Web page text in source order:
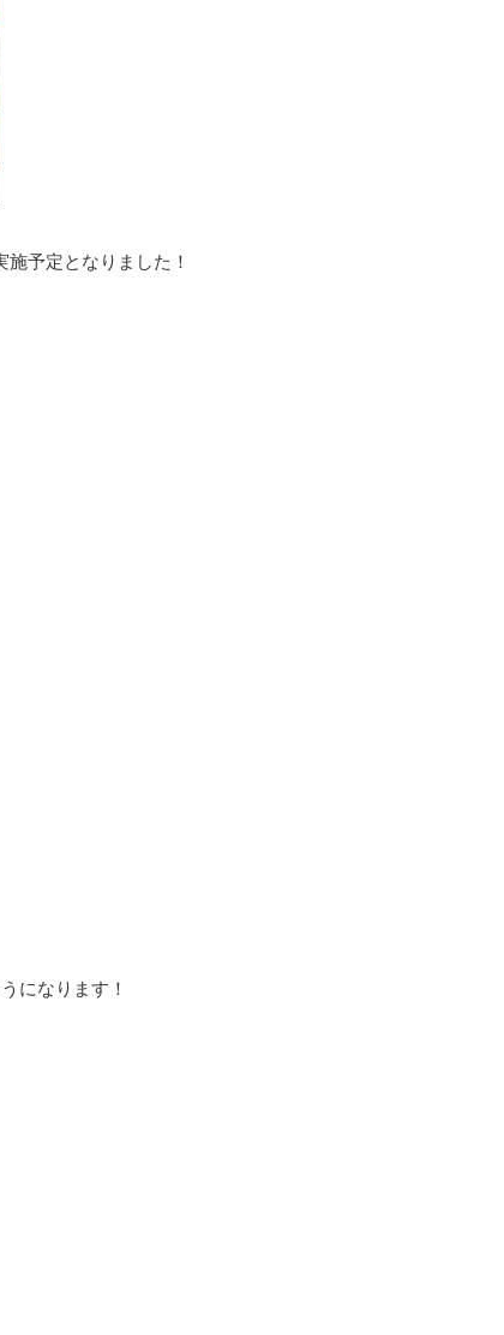
予定となりました！
になります！